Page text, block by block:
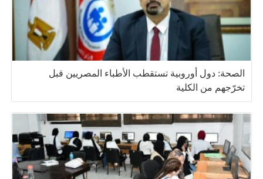
الصحة: دول أوروبية تستقطب الأطباء المصريين قبل
تخرّجهم من الكلية